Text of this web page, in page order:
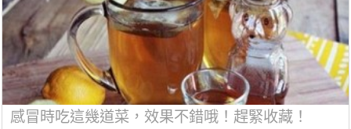
感冒時吃這幾道菜，效果不錯哦！趕緊收藏！